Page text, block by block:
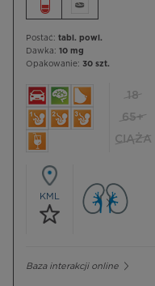
Postać: tabl. powl.
Dawka: 10 mg
Opakowanie: 30 szt.
18
65+
CIĄŻA
KML
Baza interakcji online